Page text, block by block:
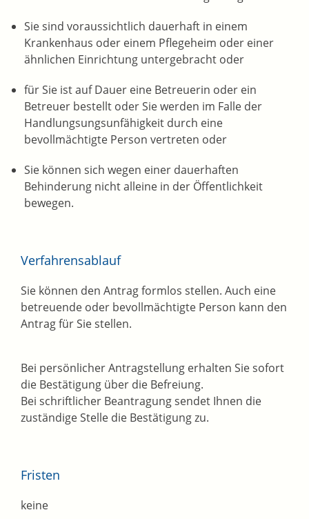
Sie sind voraussichtlich dauerhaft in einem
Krankenhaus oder einem Pflegeheim oder einer
ähnlichen Einrichtung untergebracht oder
für Sie ist auf Dauer eine Betreuerin oder ein
Betreuer bestellt oder Sie werden im Falle der
Handlungsungsunfähigkeit durch eine
bevollmächtigte Person vertreten oder
Sie können sich wegen einer dauerhaften
Behinderung nicht alleine in der Öffentlichkeit
bewegen.
Verfahrensablauf
Sie können den Antrag formlos stellen. Auch eine
betreuende oder bevollmächtigte Person kann den
Antrag für Sie stellen.
Bei persönlicher Antragstellung erhalten Sie sofort
die Bestätigung über die Befreiung.
Bei schriftlicher Beantragung sendet Ihnen die
zuständige Stelle die Bestätigung zu.
Fristen
keine